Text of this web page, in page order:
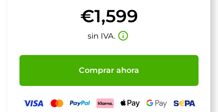
€1,599
sin IVA. info_outline
Comprar ahora